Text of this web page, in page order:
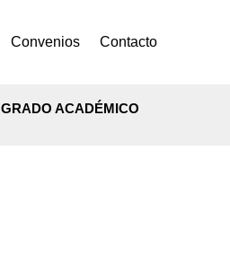
Convenios Contacto
GRADO ACADÉMICO